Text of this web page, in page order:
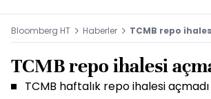
Bloomberg HT Haberler TCMB repo
TCMB repo ihalesi
TCMB haftalık repo ihalesi açmadı